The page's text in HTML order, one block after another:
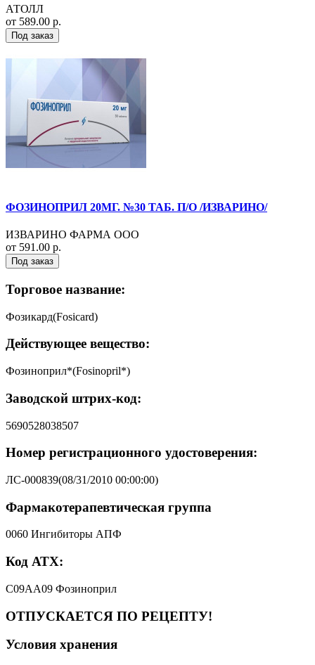
АТОЛЛ
от 589.00 р.
Под заказ
ФОЗИНОПРИЛ 20МГ. №30 ТАБ. П/О /ИЗВАРИНО/
ИЗВАРИНО ФАРМА ООО
от 591.00 р.
Под заказ
Торговое название:
Фозикард(Fosicard)
Действующее вещество:
Фозиноприл*(Fosinopril*)
Заводской штрих-код:
5690528038507
Номер регистрационного удостоверения:
ЛС-000839(08/31/2010 00:00:00)
Фармакотерапевтическая группа
0060 Ингибиторы АПФ
Код АТХ:
C09AA09 Фозиноприл
ОТПУСКАЕТСЯ ПО РЕЦЕПТУ!
Условия хранения